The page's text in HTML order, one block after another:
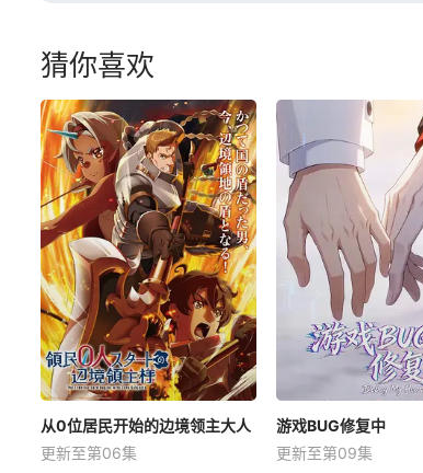
猜你喜欢
从0位居民开始的边境领主大人
更新至第06集
游戏BUG修复中
更新至第09集